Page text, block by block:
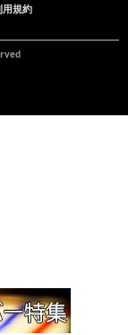
用規約